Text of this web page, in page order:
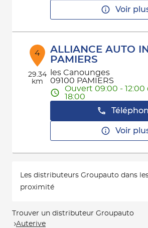
Voir
4
29.34
km
ALLIANCE AUTO
PAMIERS
les Canounges
09100 PAMIERS
Ouvert 09:00 - 12:00
18:00
Voir
Les distributeurs Groupauto dans
proximité
Trouver un distributeur Groupauto
Auterive